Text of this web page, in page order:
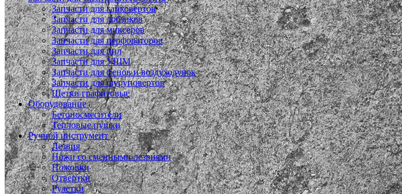
Запчасти для гайковертов
Запчасти для лобзиков
Запчасти для миксеров
Запчасти для перфораторов
Запчасти для пил
Запчасти для УШМ
Запчасти для фенов и воздуходувок
Запчасти для шуруповертов
Щетки графитовые
Оборудование
Бетоносмесители
Тепловые пушки
Ручной инструмент
Лезвия
Ножи со сменными лезвиями
Ножовки
Отвертки
Рулетки